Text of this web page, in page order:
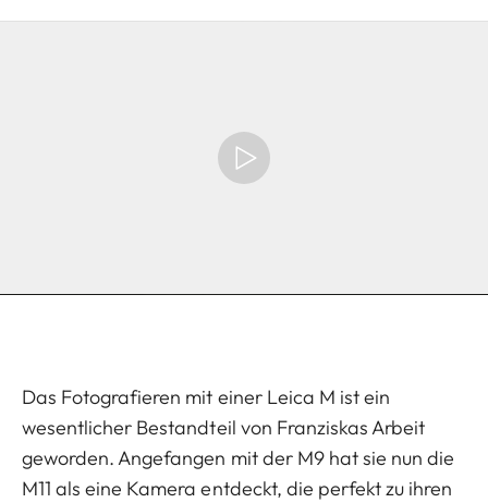
Das Fotografieren mit einer Leica M ist ein
wesentlicher Bestandteil von Franziskas Arbeit
geworden. Angefangen mit der M9 hat sie nun die
M11 als eine Kamera entdeckt, die perfekt zu ihren